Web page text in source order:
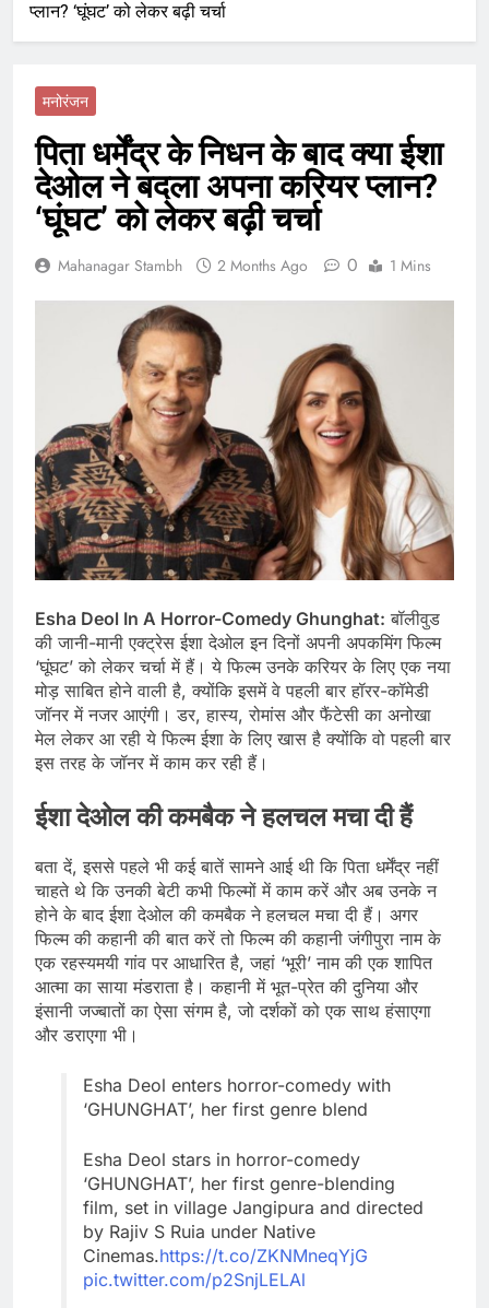
प्लान? ‘घूंघट’ को लेकर बढ़ी चर्चा
मनोरंजन
पिता धर्मेंद्र के निधन के बाद क्या ईशा
देओल ने बदला अपना करियर प्लान?
‘घूंघट’ को लेकर बढ़ी चर्चा
Mahanagar Stambh 2 Months Ago 0 1 Mins
Esha Deol In A Horror-Comedy Ghunghat: बॉलीवुड
की जानी-मानी एक्ट्रेस ईशा देओल इन दिनों अपनी अपकमिंग फिल्म
‘घूंघट’ को लेकर चर्चा में हैं। ये फिल्म उनके करियर के लिए एक नया
मोड़ साबित होने वाली है, क्योंकि इसमें वे पहली बार हॉरर-कॉमेडी
जॉनर में नजर आएंगी। डर, हास्य, रोमांस और फैंटेसी का अनोखा
मेल लेकर आ रही ये फिल्म ईशा के लिए खास है क्योंकि वो पहली बार
इस तरह के जॉनर में काम कर रही हैं।
ईशा देओल की कमबैक ने हलचल मचा दी हैं
बता दें, इससे पहले भी कई बातें सामने आई थी कि पिता धर्मेंद्र नहीं
चाहते थे कि उनकी बेटी कभी फिल्मों में काम करें और अब उनके न
होने के बाद ईशा देओल की कमबैक ने हलचल मचा दी हैं। अगर
फिल्म की कहानी की बात करें तो फिल्म की कहानी जंगीपुरा नाम के
एक रहस्यमयी गांव पर आधारित है, जहां ‘भूरी’ नाम की एक शापित
आत्मा का साया मंडराता है। कहानी में भूत-प्रेत की दुनिया और
इंसानी जज्बातों का ऐसा संगम है, जो दर्शकों को एक साथ हंसाएगा
और डराएगा भी।
Esha Deol enters horror-comedy with
‘GHUNGHAT’, her first genre blend
Esha Deol stars in horror-comedy
‘GHUNGHAT’, her first genre-blending
film, set in village Jangipura and directed
by Rajiv S Ruia under Native
Cinemas.https://t.co/ZKNMneqYjG
pic.twitter.com/p2SnjLELAl